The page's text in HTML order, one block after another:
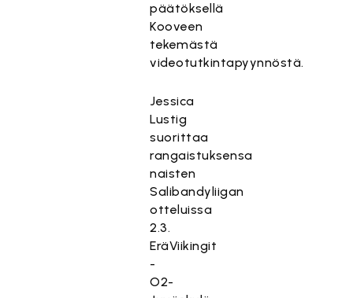
päätöksellä
Kooveen
tekemästä
videotutkintapyynnöstä.
Jessica
Lustig
suorittaa
rangaistuksensa
naisten
Salibandyliigan
otteluissa
2.3.
EräViikingit
-
O2-